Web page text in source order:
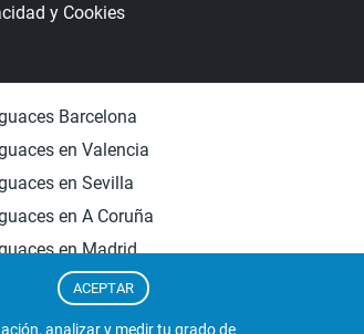
y Cookies
Barcelona
en Valencia
en Sevilla
en A Coruña
en Madrid
Desguaces
ACEPTAR
analizar y medir tu grado de